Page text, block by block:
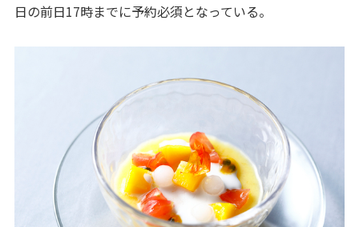
日の前日17時までに予約必須となっている。